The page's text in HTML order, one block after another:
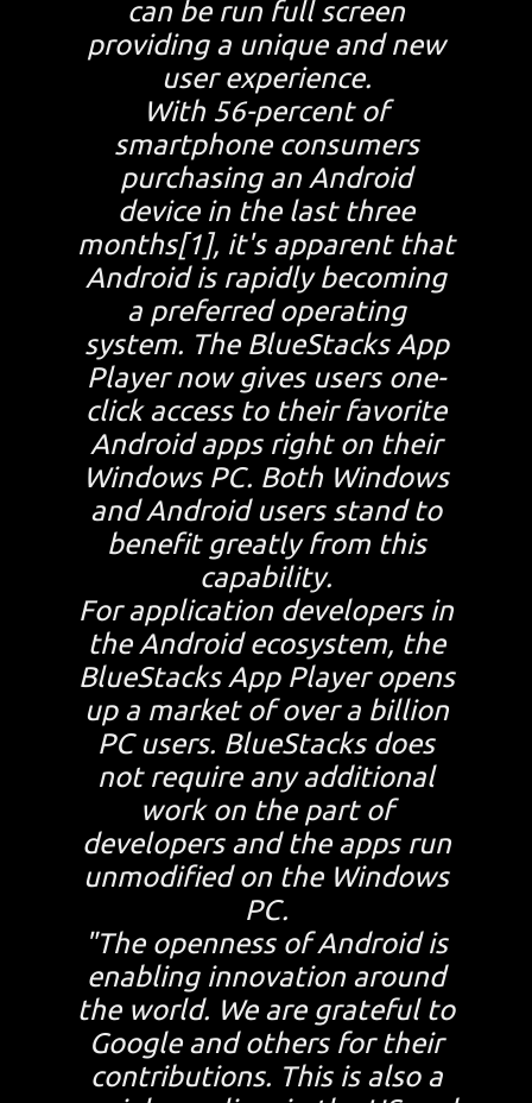
can be run full screen
providing a unique and new
user experience.
With 56-percent of
smartphone consumers
purchasing an Android
device in the last three
months[1], it's apparent that
Android is rapidly becoming
a preferred operating
system. The BlueStacks App
Player now gives users one-
click access to their favorite
Android apps right on their
Windows PC. Both Windows
and Android users stand to
benefit greatly from this
capability.
For application developers in
the Android ecosystem, the
BlueStacks App Player opens
up a market of over a billion
PC users. BlueStacks does
not require any additional
work on the part of
developers and the apps run
unmodified on the Windows
PC.
"The openness of Android is
enabling innovation around
the world. We are grateful to
Google and others for their
contributions. This is also a